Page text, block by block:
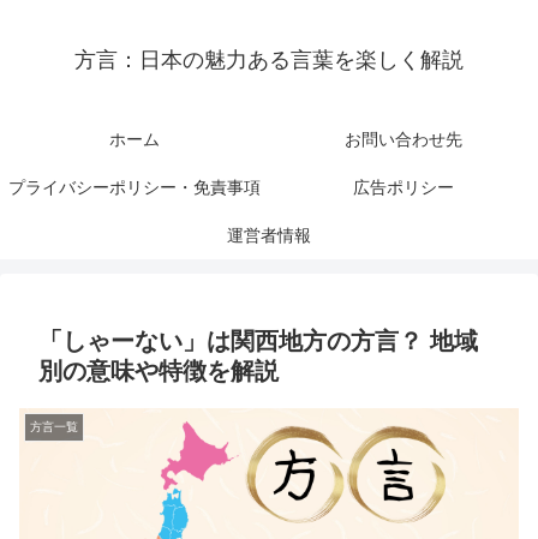
方言：日本の魅力ある言葉を楽しく解説
ホーム お問い合わせ先
プライバシーポリシー・免責事項 広告ポリシー
運営者情報
「しゃーない」は関西地方の方言？ 地域
別の意味や特徴を解説
方言一覧